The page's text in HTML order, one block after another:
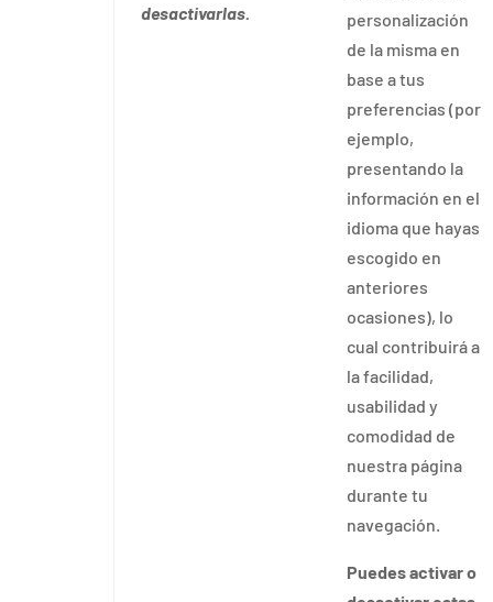
desactivarlas.
personalización
de la misma en
base a tus
preferencias (por
ejemplo,
presentando la
información en el
idioma que hayas
escogido en
anteriores
ocasiones), lo
cual contribuirá a
la facilidad,
usabilidad y
comodidad de
nuestra página
durante tu
navegación.
Puedes activar o